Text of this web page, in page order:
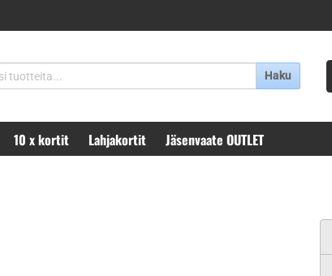
Haku
10 x kortit Lahjakortit Jäsenvaate OUTLET